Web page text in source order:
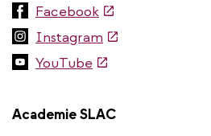
Facebook(externe
link)
Instagram (externe
link)
YouTube(externe
Academie SLAC